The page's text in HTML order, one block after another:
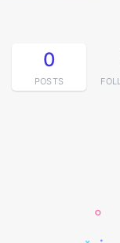
0
POSTS